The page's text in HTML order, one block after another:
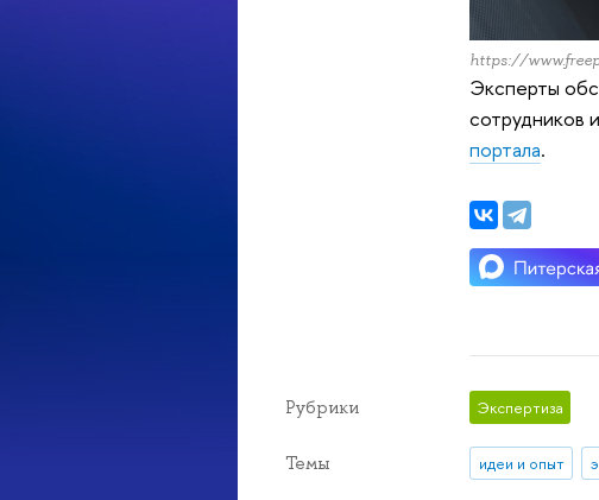
https://
Эксперты
сотрудников
портала.
Рубрики Экспертиза
Темы идеи и опыт